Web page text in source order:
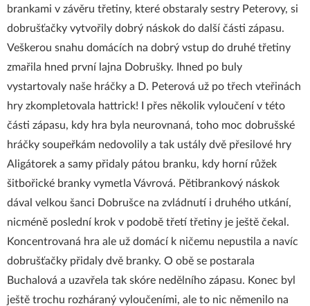
brankami v závěru třetiny, které obstaraly sestry Peterovy, si
dobrušťačky vytvořily dobrý náskok do další části zápasu.
Veškerou snahu domácích na dobrý vstup do druhé třetiny
zmařila hned první lajna Dobrušky. Ihned po buly
vystartovaly naše hráčky a D. Peterová už po třech vteřinách
hry zkompletovala hattrick! I přes několik vyloučení v této
části zápasu, kdy hra byla neurovnaná, toho moc dobrušské
hráčky soupeřkám nedovolily a tak ustály dvě přesilové hry
Aligátorek a samy přidaly pátou branku, kdy horní růžek
šitbořické branky vymetla Vávrová. Pětibrankový náskok
dával velkou šanci Dobrušce na zvládnutí i druhého utkání,
nicméně poslední krok v podobě třetí třetiny je ještě čekal.
Koncentrovaná hra ale už domácí k ničemu nepustila a navíc
dobrušťačky přidaly dvě branky. O obě se postarala
Buchalová a uzavřela tak skóre nedělního zápasu. Konec byl
ještě trochu rozháraný vyloučeními, ale to nic němenilo na